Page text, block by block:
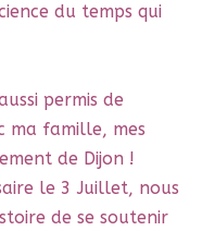
du temps qui
permis de
ma famille, mes
de Dijon !
le 3 Juillet, nous
de se soutenir